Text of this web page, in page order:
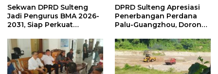
Sekwan DPRD Sulteng
Jadi Pengurus BMA 2026-
2031, Siap Perkuat
DPRD Sulteng Apresiasi
Penerbangan Perdana
Palu-Guangzhou, Dorong